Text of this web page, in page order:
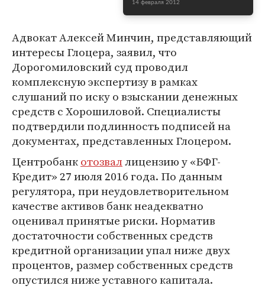
14 февраля 2012
Адвокат Алексей Минчин, представляющий
интересы Глоцера, заявил, что
Дорогомиловский суд проводил
комплексную экспертизу в рамках
слушаний по иску о взыскании денежных
средств с Хорошиловой. Специалисты
подтвердили подлинность подписей на
документах, представленных Глоцером.
Центробанкотозваллицензию у «БФГ-
Кредит» 27 июля 2016 года. По данным
регулятора, при неудовлетворительном
качестве активов банк неадекватно
оценивал принятые риски. Норматив
достаточности собственных средств
кредитной организации упал ниже двух
процентов, размер собственных средств
опустился ниже уставного капитала.